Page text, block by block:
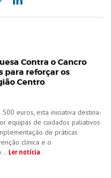
Contra o Cancro
para reforçar os
Centro
euros, esta iniciativa destina-
equipas de cuidados paliativos
de práticas
clínica e o
Ler notícia